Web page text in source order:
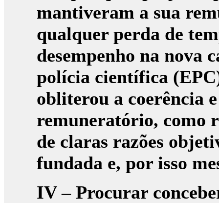
mantiveram a sua
qualquer perda de
desempenho na nova
polícia científica
obliterou a coerência
remuneratório, como
de claras razões
fundada e, por isso
IV – Procurar